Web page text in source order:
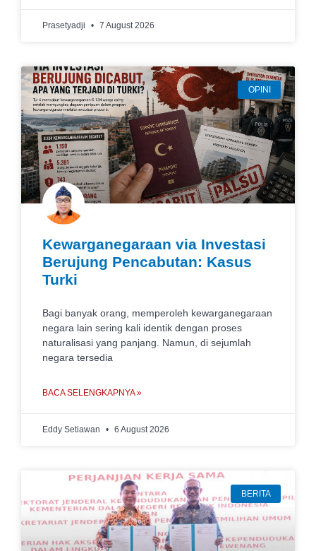
Prasetyadji 7 August 2026
OPINI
Kewarganegaraan via Investasi
Berujung Pencabutan: Kasus
Turki
Bagi banyak orang, memperoleh kewarganegaraan
negara lain sering kali identik dengan proses
naturalisasi yang panjang. Namun, di sejumlah
negara tersedia
BACA SELENGKAPNYA »
Eddy Setiawan 6 August 2026
BERITA